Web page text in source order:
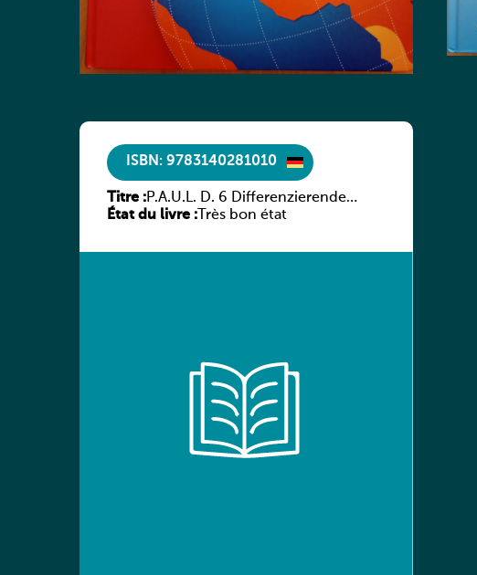
ISBN: 9783140281010
Titre :P.A.U.L. D. 6 Differenzierende
Ausgabe
État du livre : Très bon état